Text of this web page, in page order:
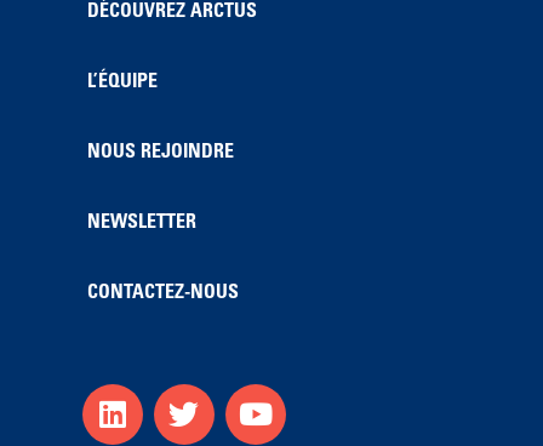
DÉCOUVREZ ARCTUS
L’ÉQUIPE
NOUS REJOINDRE
NEWSLETTER
CONTACTEZ-NOUS